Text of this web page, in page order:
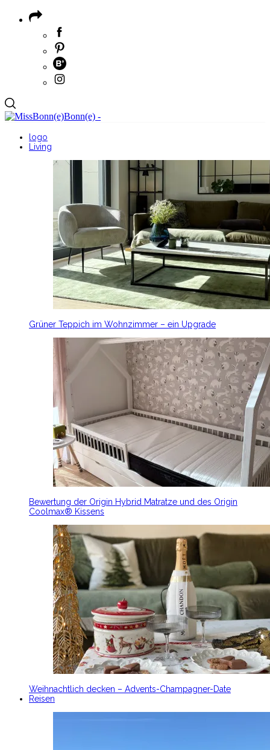
logo
Living
Grüner Teppich im Wohnzimmer – ein Upgrade
Bewertung der Origin Hybrid Matratze und des Origin
Coolmax® Kissens
Weihnachtlich decken – Advents-Champagner-Date
Reisen